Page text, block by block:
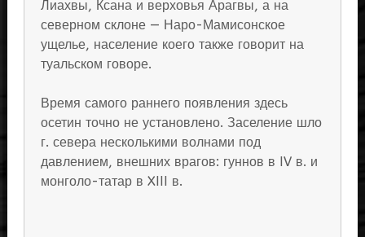
Лиахвы, Ксана и верховья Арагвы, а на
северном склоне — Наро-Мамисонское
ущелье, население коего также говорит на
туальском говоре.
Время самого раннего появления здесь
осетин точно не установлено. Заселение шло
г. севера несколькими волнами под
давлением, внешних врагов: гуннов в IV в. и
монголо-татар в XIII в.